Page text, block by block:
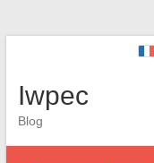
Iwpec
Blog